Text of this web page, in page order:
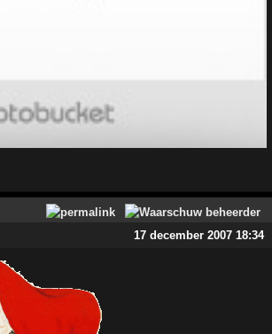
17 december 2007 18:34